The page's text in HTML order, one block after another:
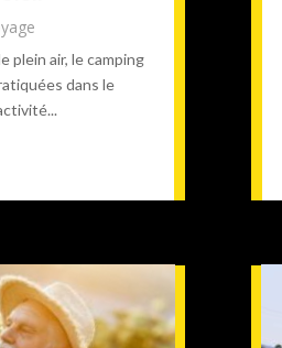
plein air, le camping
dans le